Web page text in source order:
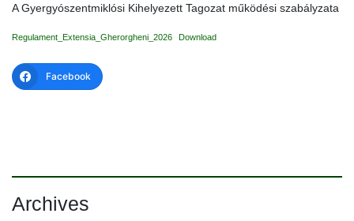
A Gyergyószentmiklósi Kihelyezett Tagozat működési szabályzata
Regulament_Extensia_Gherorgheni_2026 Download
Facebook
Archives